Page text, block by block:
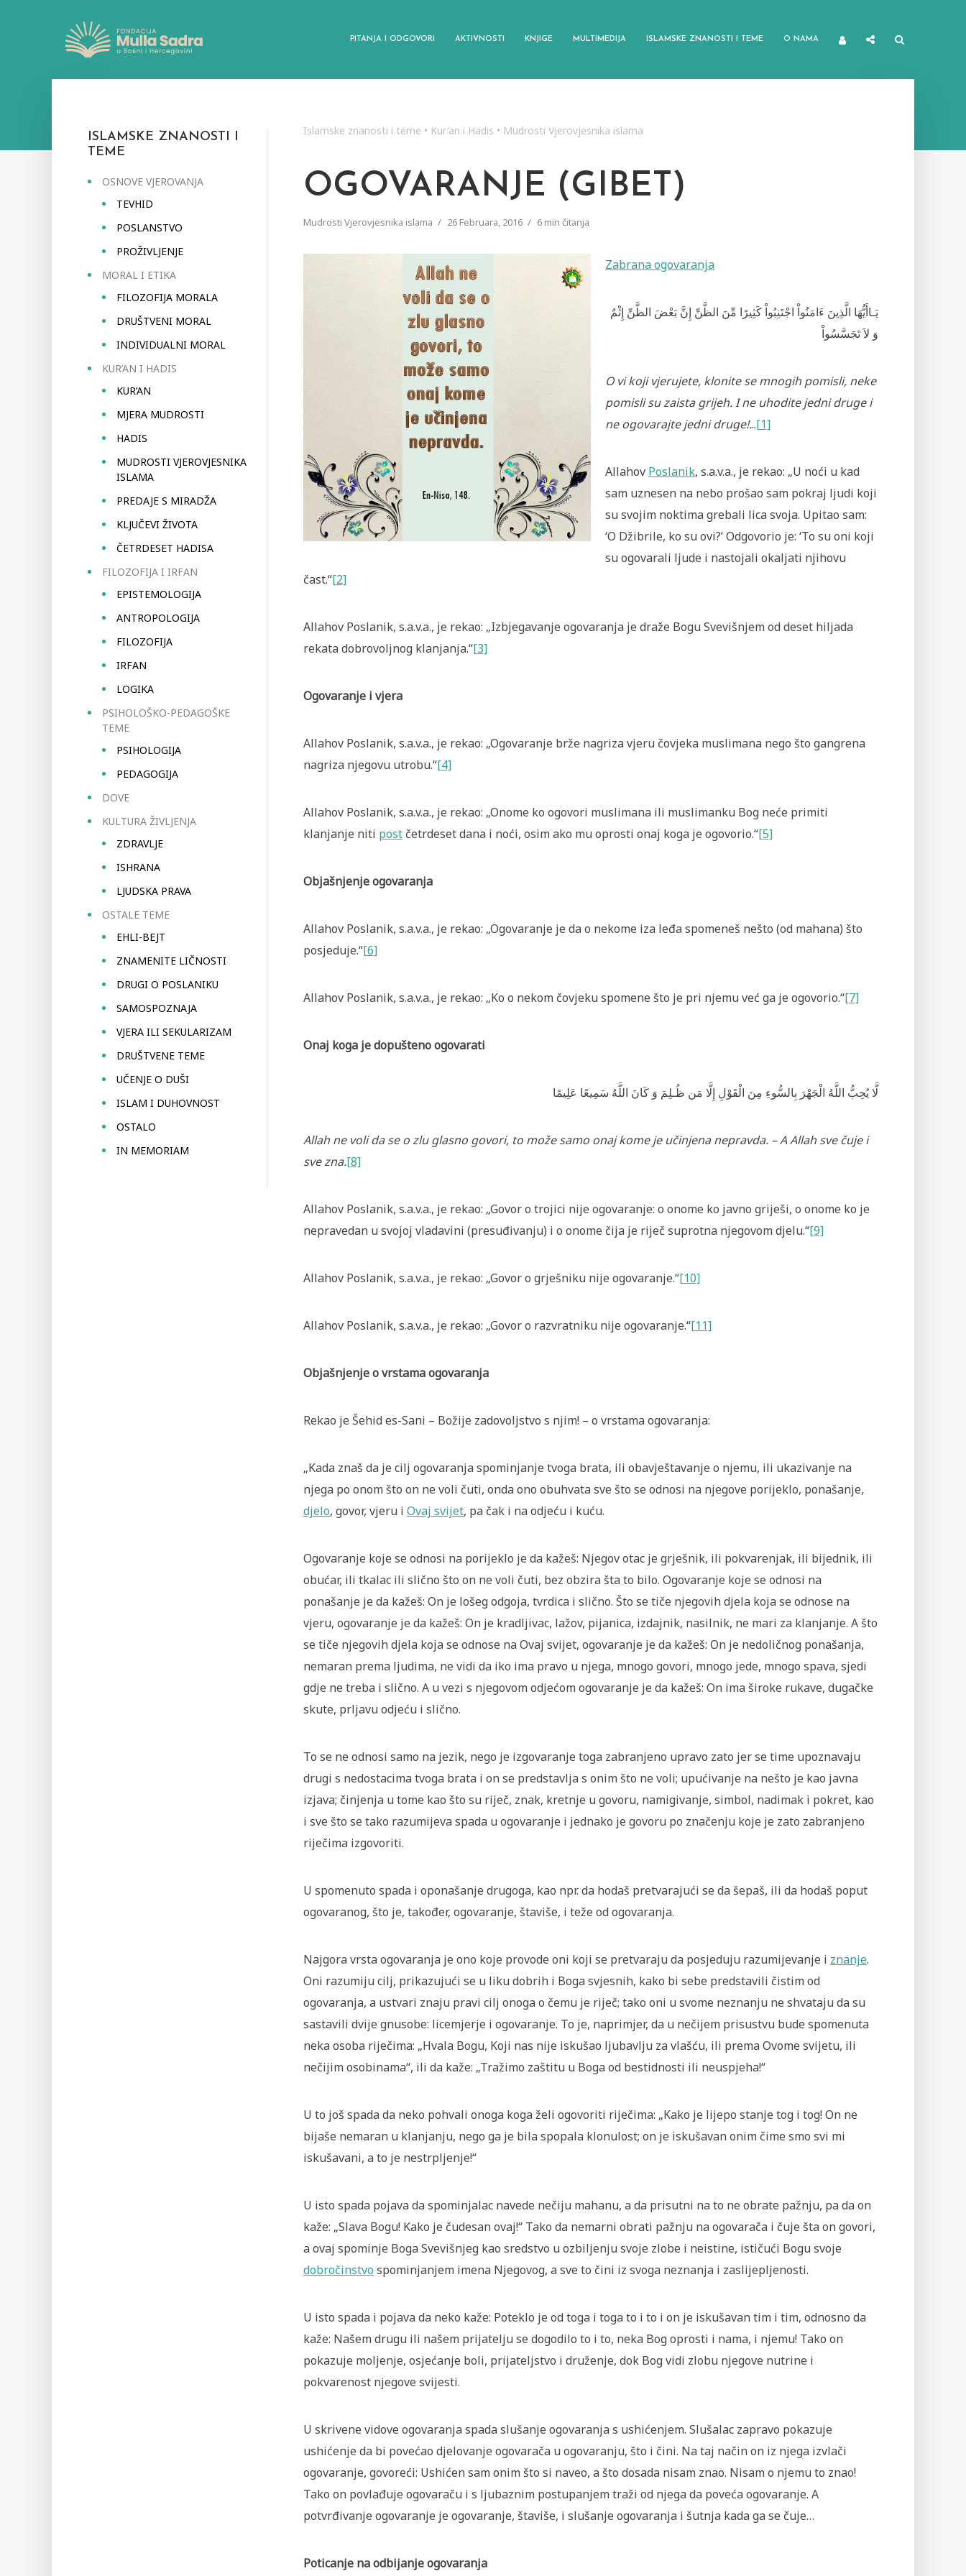
PITANJA I ODGOVORI AKTIVNOSTI KNJIGE MULTIMEDIJA ISLAMSKE ZNANOSTI I TEME O NAMA
ISLAMSKE ZNANOSTI I
TEME
OSNOVE VJEROVANJA
TEVHID
POSLANSTVO
PROŽIVLJENJE
MORAL I ETIKA
FILOZOFIJA MORALA
DRUŠTVENI MORAL
INDIVIDUALNI MORAL
KUR’AN I HADIS
KUR’AN
MJERA MUDROSTI
HADIS
MUDROSTI VJEROVJESNIKA
ISLAMA
PREDAJE S MIRADŽA
KLJUČEVI ŽIVOTA
ČETRDESET HADISA
FILOZOFIJA I IRFAN
EPISTEMOLOGIJA
ANTROPOLOGIJA
FILOZOFIJA
IRFAN
LOGIKA
PSIHOLOŠKO-PEDAGOŠKE
TEME
PSIHOLOGIJA
PEDAGOGIJA
DOVE
KULTURA ŽIVLJENJA
ZDRAVLJE
ISHRANA
LJUDSKA PRAVA
OSTALE TEME
EHLI-BEJT
ZNAMENITE LIČNOSTI
DRUGI O POSLANIKU
SAMOSPOZNAJA
VJERA ILI SEKULARIZAM
DRUŠTVENE TEME
UČENJE O DUŠI
ISLAM I DUHOVNOST
OSTALO
IN MEMORIAM
Islamske znanosti i teme • Kur'an i Hadis • Mudrosti Vjerovjesnika islama
OGOVARANJE (GIBET)
Mudrosti Vjerovjesnika islama 26 Februara, 2016 6 min čitanja
Zabrana ogovaranja
يَـاأَيُّهَا الَّذِينَ ءَامَنُواْ اجْتَنِبُواْ كَثِيرًا مِّنَ الظَّنِّ إِنَّ بَعْضَ الظَّنِّ إِثْمٌ
وَ لاَ تَجَسَّسُواْ
O vi koji vjerujete, klonite se mnogih pomisli, neke
pomisli su zaista grijeh. I ne uhodite jedni druge i
ne ogovarajte jedni druge!...[1]
Allahov Poslanik, s.a.v.a., je rekao: „U noći u kad
sam uznesen na nebo prošao sam pokraj ljudi koji
su svojim noktima grebali lica svoja. Upitao sam:
‘O Džibrile, ko su ovi?’ Odgovorio je: ‘To su oni koji
su ogovarali ljude i nastojali okaljati njihovu
čast.“[2]
Allahov Poslanik, s.a.v.a., je rekao: „Izbjegavanje ogovaranja je draže Bogu Svevišnjem od deset hiljada
rekata dobrovoljnog klanjanja.“[3]
Ogovaranje i vjera
Allahov Poslanik, s.a.v.a., je rekao: „Ogovaranje brže nagriza vjeru čovjeka muslimana nego što gangrena
nagriza njegovu utrobu.“[4]
Allahov Poslanik, s.a.v.a., je rekao: „Onome ko ogovori muslimana ili muslimanku Bog neće primiti
klanjanje niti post četrdeset dana i noći, osim ako mu oprosti onaj koga je ogovorio.“[5]
Objašnjenje ogovaranja
Allahov Poslanik, s.a.v.a., je rekao: „Ogovaranje je da o nekome iza leđa spomeneš nešto (od mahana) što
posjeduje.“[6]
Allahov Poslanik, s.a.v.a., je rekao: „Ko o nekom čovjeku spomene što je pri njemu već ga je ogovorio.“[7]
Onaj koga je dopušteno ogovarati
لَّا يُحِبُّ اللَّهُ الْجَهْرَ بِالسُّوءِ مِنَ الْقَوْلِ إِلَّا مَن ظُـلِمَ وَ كَانَ اللَّهُ سَمِيعًا عَلِيمًا
Allah ne voli da se o zlu glasno govori, to može samo onaj kome je učinjena nepravda. – A Allah sve čuje i
sve zna.[8]
Allahov Poslanik, s.a.v.a., je rekao: „Govor o trojici nije ogovaranje: o onome ko javno griješi, o onome ko je
nepravedan u svojoj vladavini (presuđivanju) i o onome čija je riječ suprotna njegovom djelu.“[9]
Allahov Poslanik, s.a.v.a., je rekao: „Govor o grješniku nije ogovaranje.“[10]
Allahov Poslanik, s.a.v.a., je rekao: „Govor o razvratniku nije ogovaranje.“[11]
Objašnjenje o vrstama ogovaranja
Rekao je Šehid es-Sani – Božije zadovoljstvo s njim! – o vrstama ogovaranja:
„Kada znaš da je cilj ogovaranja spominjanje tvoga brata, ili obavještavanje o njemu, ili ukazivanje na
njega po onom što on ne voli čuti, onda ono obuhvata sve što se odnosi na njegove porijeklo, ponašanje,
djelo, govor, vjeru i Ovaj svijet, pa čak i na odjeću i kuću.
Ogovaranje koje se odnosi na porijeklo je da kažeš: Njegov otac je grješnik, ili pokvarenjak, ili bijednik, ili
obućar, ili tkalac ili slično što on ne voli čuti, bez obzira šta to bilo. Ogovaranje koje se odnosi na
ponašanje je da kažeš: On je lošeg odgoja, tvrdica i slično. Što se tiče njegovih djela koja se odnose na
vjeru, ogovaranje je da kažeš: On je kradljivac, lažov, pijanica, izdajnik, nasilnik, ne mari za klanjanje. A što
se tiče njegovih djela koja se odnose na Ovaj svijet, ogovaranje je da kažeš: On je nedoličnog ponašanja,
nemaran prema ljudima, ne vidi da iko ima pravo u njega, mnogo govori, mnogo jede, mnogo spava, sjedi
gdje ne treba i slično. A u vezi s njegovom odjećom ogovaranje je da kažeš: On ima široke rukave, dugačke
skute, prljavu odjeću i slično.
To se ne odnosi samo na jezik, nego je izgovaranje toga zabranjeno upravo zato jer se time upoznavaju
drugi s nedostacima tvoga brata i on se predstavlja s onim što ne voli; upućivanje na nešto je kao javna
izjava; činjenja u tome kao što su riječ, znak, kretnje u govoru, namigivanje, simbol, nadimak i pokret, kao
i sve što se tako razumijeva spada u ogovaranje i jednako je govoru po značenju koje je zato zabranjeno
riječima izgovoriti.
U spomenuto spada i oponašanje drugoga, kao npr. da hodaš pretvarajući se da šepaš, ili da hodaš poput
ogovaranog, što je, također, ogovaranje, štaviše, i teže od ogovaranja.
Najgora vrsta ogovaranja je ono koje provode oni koji se pretvaraju da posjeduju razumijevanje i znanje.
Oni razumiju cilj, prikazujući se u liku dobrih i Boga svjesnih, kako bi sebe predstavili čistim od
ogovaranja, a ustvari znaju pravi cilj onoga o čemu je riječ; tako oni u svome neznanju ne shvataju da su
sastavili dvije gnusobe: licemjerje i ogovaranje. To je, naprimjer, da u nečijem prisustvu bude spomenuta
neka osoba riječima: „Hvala Bogu, Koji nas nije iskušao ljubavlju za vlašću, ili prema Ovome svijetu, ili
nečijim osobinama“, ili da kaže: „Tražimo zaštitu u Boga od bestidnosti ili neuspjeha!“
U to još spada da neko pohvali onoga koga želi ogovoriti riječima: „Kako je lijepo stanje tog i tog! On ne
bijaše nemaran u klanjanju, nego ga je bila spopala klonulost; on je iskušavan onim čime smo svi mi
iskušavani, a to je nestrpljenje!“
U isto spada pojava da spominjalac navede nečiju mahanu, a da prisutni na to ne obrate pažnju, pa da on
kaže: „Slava Bogu! Kako je čudesan ovaj!“ Tako da nemarni obrati pažnju na ogovarača i čuje šta on govori,
a ovaj spominje Boga Svevišnjeg kao sredstvo u ozbiljenju svoje zlobe i neistine, ističući Bogu svoje
dobročinstvo spominjanjem imena Njegovog, a sve to čini iz svoga neznanja i zaslijepljenosti.
U isto spada i pojava da neko kaže: Poteklo je od toga i toga to i to i on je iskušavan tim i tim, odnosno da
kaže: Našem drugu ili našem prijatelju se dogodilo to i to, neka Bog oprosti i nama, i njemu! Tako on
pokazuje moljenje, osjećanje boli, prijateljstvo i druženje, dok Bog vidi zlobu njegove nutrine i
pokvarenost njegove svijesti.
U skrivene vidove ogovaranja spada slušanje ogovaranja s ushićenjem. Slušalac zapravo pokazuje
ushićenje da bi povećao djelovanje ogovarača u ogovaranju, što i čini. Na taj način on iz njega izvlači
ogovaranje, govoreći: Ushićen sam onim što si naveo, a što dosada nisam znao. Nisam o njemu to znao!
Tako on povlađuje ogovaraču i s ljubaznim postupanjem traži od njega da poveća ogovaranje. A
potvrđivanje ogovaranje je ogovaranje, štaviše, i slušanje ogovaranja i šutnja kada ga se čuje…
Poticanje na odbijanje ogovaranja